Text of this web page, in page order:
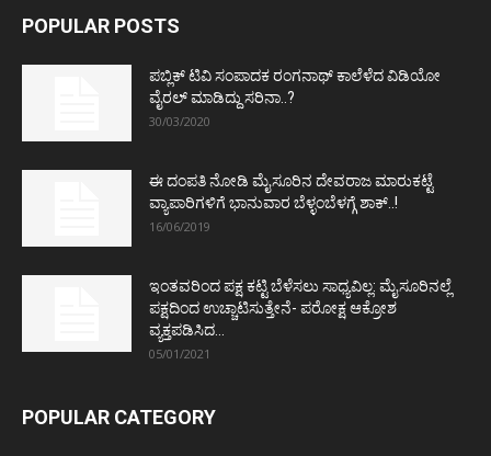
POPULAR POSTS
ಪಬ್ಲಿಕ್ ಟಿವಿ ಸಂಪಾದಕ ರಂಗನಾಥ್ ಕಾಲೆಳೆದ ವಿಡಿಯೋ
ವೈರಲ್ ಮಾಡಿದ್ದು ಸರಿನಾ..?
30/03/2020
ಈ ದಂಪತಿ ನೋಡಿ ಮೈಸೂರಿನ ದೇವರಾಜ ಮಾರುಕಟ್ಟೆ
ವ್ಯಾಪಾರಿಗಳಿಗೆ ಭಾನುವಾರ ಬೆಳ್ಳಂಬೆಳಗ್ಗೆ ಶಾಕ್..!
16/06/2019
ಇಂತವರಿಂದ ಪಕ್ಷ ಕಟ್ಟಿ ಬೆಳೆಸಲು ಸಾಧ್ಯವಿಲ್ಲ: ಮೈಸೂರಿನಲ್ಲೆ
ಪಕ್ಷದಿಂದ ಉಚ್ಚಾಟಿಸುತ್ತೇನೆ- ಪರೋಕ್ಷ ಆಕ್ರೋಶ
ವ್ಯಕ್ತಪಡಿಸಿದ...
05/01/2021
POPULAR CATEGORY